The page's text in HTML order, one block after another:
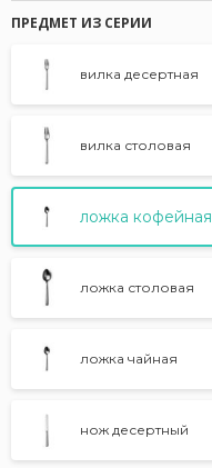
ПРЕДМЕТ ИЗ СЕРИИ
вилка десертная
вилка столовая
ложка кофейная
ложка столовая
ложка чайная
нож десертный